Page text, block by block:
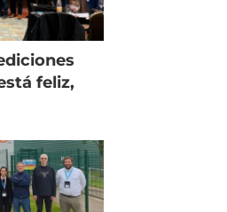
feliz,